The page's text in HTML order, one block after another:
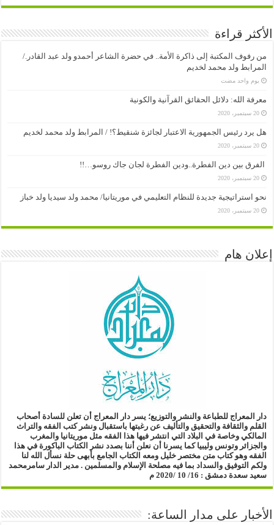
الأكثر قراءة
من رفوف المكتبة إلى ذاكرة الأمة.. في حضرة الشاعر أحمدو ولد عبد القادر./
المرابط ولد محمد لخديم
‏يوم واحد مضت
معرفة الله: دلائل الحقائق القرآنية والكونية
20 سبتمبر، 2020
هل يرد رئيس الجمهورية الاعتبار لجائزة شنقيط؟! / المرابط ولد محمد لخديم
20 سبتمبر، 2020
الفرق بين دين الفطرة..ودين الفطرة لجان جاك روسو…!!
20 سبتمبر، 2020
نحو استراتيجية جديدة للنظام التعليمي في موريتانيا/ محمد ولد سيديا ولد خباز
20 سبتمبر، 2020
إعلان هام
دار المعراج للطباعة والنشر والتوزيع؛ يسر دار المعراج أن تعلن للسادة أصحاب
القلم والثقافة والتحقيق والتأليف عن رغبتها باستقبال ونشر كتب الفقه والتراث
المالكي وخاصة في البلاد التي انتشر فيها هذا الفقه مثل موريتانيا والمغرب
والجزائر وتونس وليبيا كما يسرنا أن نعلن أننا بصدد نشر الكتاب الباكورة في هذا
الفقه وهو كتاب متن مختصر خليل ومعه الكتاب الجامع بأبهى حلة نسأل الله لنا
ولكم التوفيق والسداد بما فيه مصلحة الإسلام والمسلمين . مدير الدار سامرمحمد
سعيد سعدة دمشق : 16/ 10 /2020 م
الأخبار على مدار الساعة: